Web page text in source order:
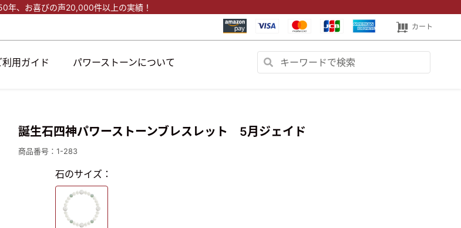
年、 お喜びの声20,000件以上の実績！
カート
利用ガイド パワーストーンについて
誕生石四神パワーストーンブレスレット 5月ジェイド
商品番号：1-283
石のサイズ：